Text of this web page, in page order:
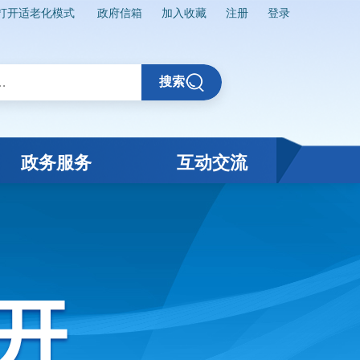
开适老化模式 政府信箱 加入收藏 注册 登录
搜索
政务服务 互动交流